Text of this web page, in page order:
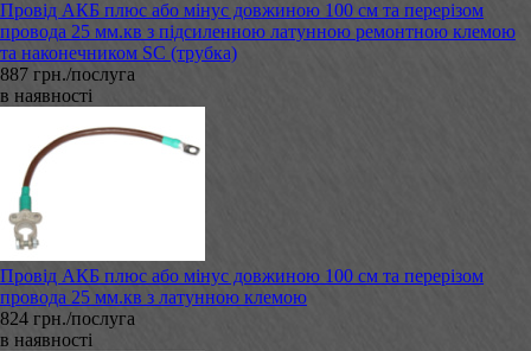
Провід АКБ плюс або мінус довжиною 100 см та перерізом
провода 25 мм.кв з підсиленною латунною ремонтною клемою
та наконечником SC (трубка)
887 грн./послуга
в наявності
Провід АКБ плюс або мінус довжиною 100 см та перерізом
провода 25 мм.кв з латунною клемою
824 грн./послуга
в наявності